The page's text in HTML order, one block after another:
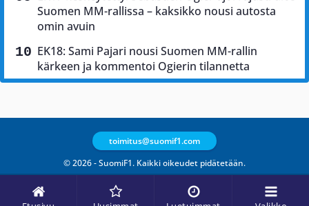
Suomen MM-rallissa – kaksikko nousi autosta
omin avuin
EK18: Sami Pajari nousi Suomen MM-rallin
kärkeen ja kommentoi Ogierin tilannetta
© 2026 - SuomiF1. Kaikki oikeudet pidätetään.
toimitus@suomif1.com